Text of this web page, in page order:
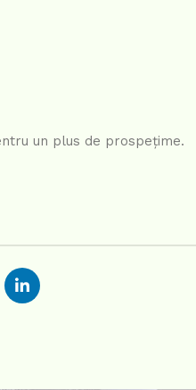
un plus de prospețime.